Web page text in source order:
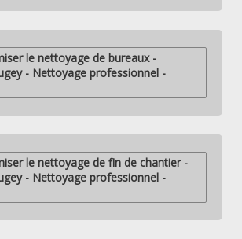
le nettoyage de bureaux -
- Nettoyage professionnel -
le nettoyage de fin de chantier -
- Nettoyage professionnel -